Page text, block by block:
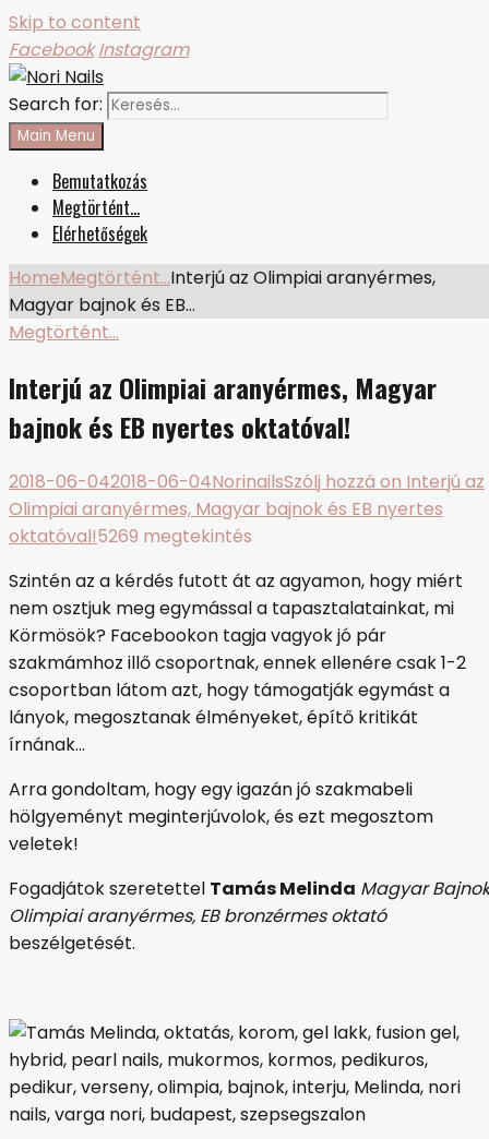
Skip to content
Facebook Instagram
Nori Nails
körmös blog
Search for:
Main Menu
Bemutatkozás
Megtörtént…
Elérhetőségek
HomeMegtörtént…Interjú az Olimpiai aranyérmes,
Magyar bajnok és EB…
Megtörtént…
Interjú az Olimpiai aranyérmes, Magyar
bajnok és EB nyertes oktatóval!
2018-06-042018-06-04NorinailsSzólj hozzá on Interjú az
Olimpiai aranyérmes, Magyar bajnok és EB nyertes
oktatóval!5269 megtekintés
Szintén az a kérdés futott át az agyamon, hogy miért
nem osztjuk meg egymással a tapasztalatainkat, mi
Körmösök? Facebookon tagja vagyok jó pár
szakmámhoz illő csoportnak, ennek ellenére csak 1-2
csoportban látom azt, hogy támogatják egymást a
lányok, megosztanak élményeket, építő kritikát
írnának…
Arra gondoltam, hogy egy igazán jó szakmabeli
hölgyeményt meginterjúvolok, és ezt megosztom
veletek!
Fogadjátok szeretettel Tamás Melinda Magyar
Olimpiai aranyérmes, EB bronzérmes oktató
beszélgetését.